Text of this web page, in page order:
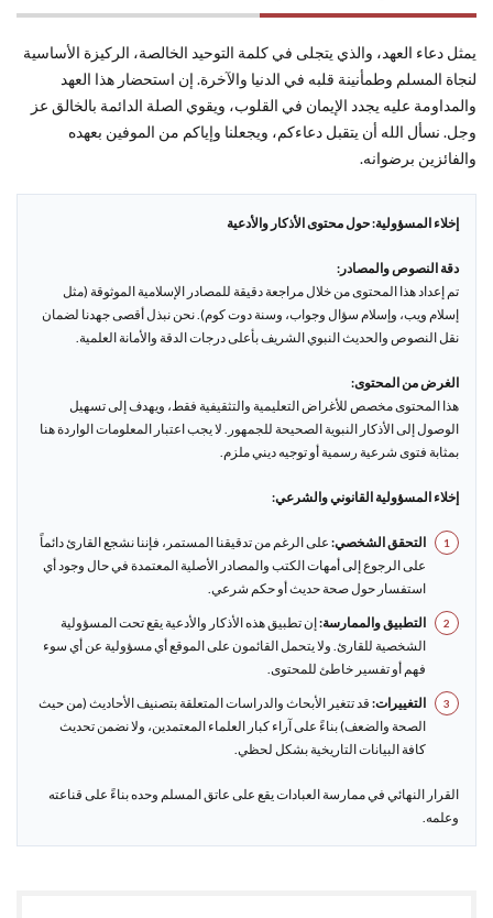
يمثل دعاء العهد، والذي يتجلى في كلمة التوحيد الخالصة، الركيزة الأساسية
لنجاة المسلم وطمأنينة قلبه في الدنيا والآخرة. إن استحضار هذا العهد
والمداومة عليه يجدد الإيمان في القلوب، ويقوي الصلة الدائمة بالخالق عز
وجل. نسأل الله أن يتقبل دعاءكم، ويجعلنا وإياكم من الموفين بعهده
والفائزين برضوانه.
إخلاء المسؤولية: حول محتوى الأذكار والأدعية
دقة النصوص والمصادر:
تم إعداد هذا المحتوى من خلال مراجعة دقيقة للمصادر الإسلامية الموثوقة (مثل
إسلام ويب، وإسلام سؤال وجواب، وسنة دوت كوم). نحن نبذل أقصى جهدنا لضمان
نقل النصوص والحديث النبوي الشريف بأعلى درجات الدقة والأمانة العلمية.
الغرض من المحتوى:
هذا المحتوى مخصص للأغراض التعليمية والتثقيفية فقط، ويهدف إلى تسهيل
الوصول إلى الأذكار النبوية الصحيحة للجمهور. لا يجب اعتبار المعلومات الواردة هنا
بمثابة فتوى شرعية رسمية أو توجيه ديني ملزم.
إخلاء المسؤولية القانوني والشرعي:
التحقق الشخصي: على الرغم من تدقيقنا المستمر، فإننا نشجع القارئ دائماً
على الرجوع إلى أمهات الكتب والمصادر الأصلية المعتمدة في حال وجود أي
استفسار حول صحة حديث أو حكم شرعي.
التطبيق والممارسة:إن تطبيق هذه الأذكار والأدعية يقع تحت المسؤولية
الشخصية للقارئ. ولا يتحمل القائمون على الموقع أي مسؤولية عن أي سوء
فهم أو تفسير خاطئ للمحتوى.
التغييرات: قد تتغير الأبحاث والدراسات المتعلقة بتصنيف الأحاديث (من حيث
الصحة والضعف) بناءً على آراء كبار العلماء المعتمدين، ولا نضمن تحديث
كافة البيانات التاريخية بشكل لحظي.
القرار النهائي في ممارسة العبادات يقع على عاتق المسلم وحده بناءً على قناعته
وعلمه.